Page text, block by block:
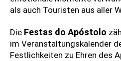
als auch Touristen aus aller
Die Festas do Apóstolo
im Veranstaltungskalender
Festlichkeiten zu Ehren des